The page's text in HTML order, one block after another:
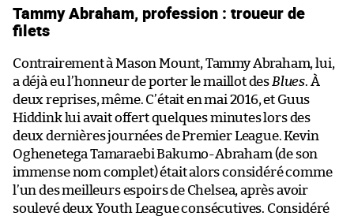
Tammy Abraham, profession : troueur de
filets
Contrairement à Mason Mount, Tammy Abraham, lui,
a déjà eu l’honneur de porter le maillot des Blues. À
deux reprises, même. C’était en mai 2016, et Guus
Hiddink lui avait offert quelques minutes lors des
deux dernières journées de Premier League. Kevin
Oghenetega Tamaraebi Bakumo-Abraham (de son
immense nom complet) était alors considéré comme
l’un des meilleurs espoirs de Chelsea, après avoir
soulevé deux Youth League consécutives. Considéré